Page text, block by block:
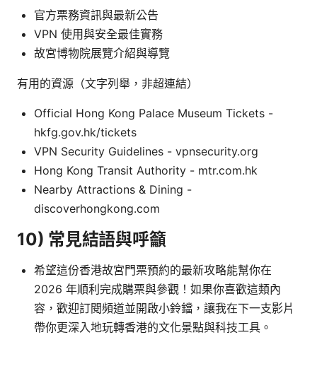
官方票務資訊與最新公告
VPN 使用與安全最佳實務
故宮博物院展覽介紹與導覽
有用的資源（文字列舉，非超連結）
Official Hong Kong Palace Museum Tickets -
hkfg.gov.hk/tickets
VPN Security Guidelines - vpnsecurity.org
Hong Kong Transit Authority - mtr.com.hk
Nearby Attractions & Dining -
discoverhongkong.com
10) 常見結語與呼籲
希望這份香港故宮門票預約的最新攻略能幫你在
2026 年順利完成購票與參觀！如果你喜歡這類內
容，歡迎訂閱頻道並開啟小鈴鐺，讓我在下一支影片
帶你更深入地玩轉香港的文化景點與科技工具。